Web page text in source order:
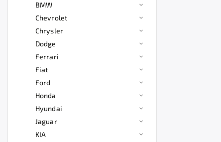
BMW
Chevrolet
Chrysler
Dodge
Ferrari
Fiat
Ford
Honda
Hyundai
Jaguar
KIA